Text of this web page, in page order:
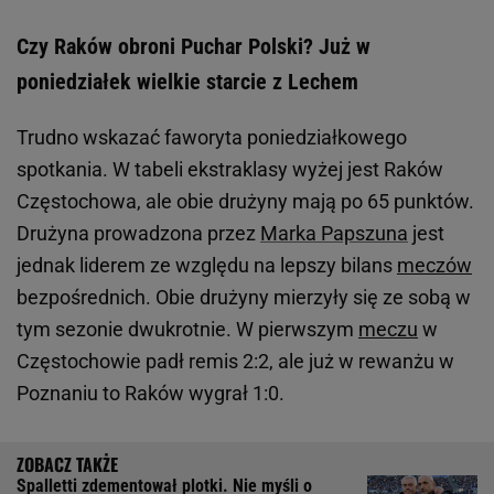
Czy Raków obroni Puchar Polski? Już w
poniedziałek wielkie starcie z Lechem
Trudno wskazać faworyta poniedziałkowego
spotkania. W tabeli ekstraklasy wyżej jest Raków
Częstochowa, ale obie drużyny mają po 65 punktów.
Drużyna prowadzona przez Marka Papszuna jest
jednak liderem ze względu na lepszy bilans meczów
bezpośrednich. Obie drużyny mierzyły się ze sobą w
tym sezonie dwukrotnie. W pierwszym meczu w
Częstochowie padł remis 2:2, ale już w rewanżu w
Poznaniu to Raków wygrał 1:0.
Spalletti zdementował plotki. Nie myśli o